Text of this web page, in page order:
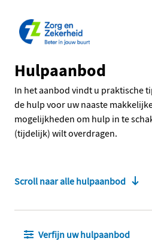
Ga naar de hoofdinhoud
Ga naar de homepage
Hulpaanbod
In het aanbod vindt u praktische
de hulp voor uw naaste
mogelijkheden om hulp in te
(tijdelijk) wilt overdragen.
Scroll naar alle hulpaanbod
Verfijn uw hulpaanbod